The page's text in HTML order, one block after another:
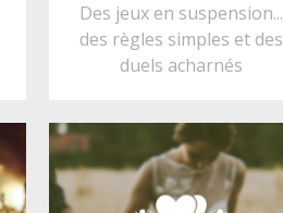
Des jeux en suspension...
des règles simples et des
duels acharnés